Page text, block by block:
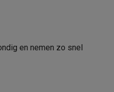
en nemen zo snel